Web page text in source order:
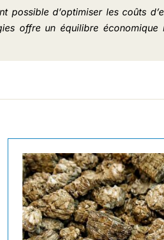
possible d’optimiser les coûts
offre un équilibre